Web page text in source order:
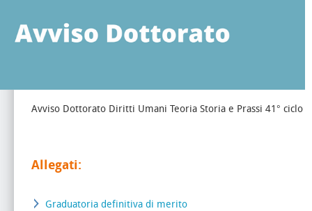
Avviso Dottorato Diritti Umani Teoria Storia e Prassi 41° ciclo
Allegati:
Graduatoria definitiva di merito